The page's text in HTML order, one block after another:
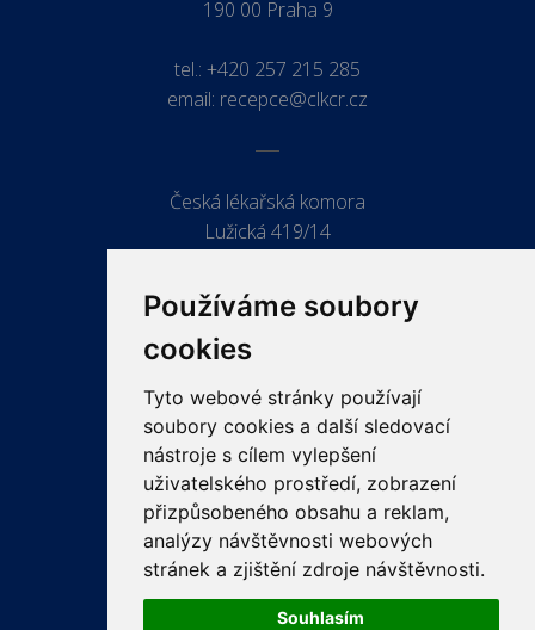
Používáme soubory
cookies
Tyto webové stránky používají
soubory cookies a další sledovací
nástroje s cílem vylepšení
uživatelského prostředí, zobrazení
přizpůsobeného obsahu a reklam,
analýzy návštěvnosti webových
stránek a zjištění zdroje návštěvnosti.
Souhlasím
190 00 Praha 9
tel.: +420 257 215 285
email: recepce@clkcr.cz
Česká lékařská komora
Lužická 419/14
ODKAZY
PRO LÉKAŘE
PRO VEŘEJNOST
VZDĚLÁVÁNÍ